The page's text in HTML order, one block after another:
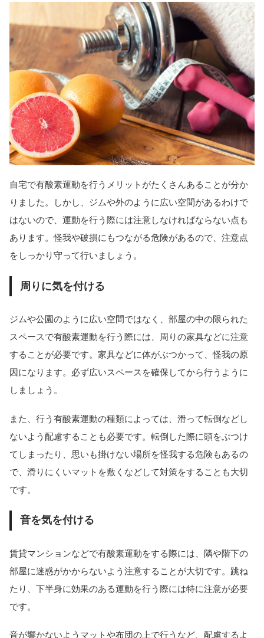
自宅で有酸素運動を行うメリットがたくさんあることが分か
りました。しかし、ジムや外のように広い空間があるわけで
はないので、運動を行う際には注意しなければならない点も
あります。怪我や破損にもつながる危険があるので、注意点
をしっかり守って行いましょう。
周りに気を付ける
ジムや公園のように広い空間ではなく、部屋の中の限られた
スペースで有酸素運動を行う際には、周りの家具などに注意
することが必要です。家具などに体がぶつかって、怪我の原
因になります。必ず広いスペースを確保してから行うように
しましょう。
また、行う有酸素運動の種類によっては、滑って転倒などし
ないよう配慮することも必要です。転倒した際に頭をぶつけ
てしまったり、思いも掛けない場所を怪我する危険もあるの
で、滑りにくいマットを敷くなどして対策をすることも大切
です。
音を気を付ける
賃貸マンションなどで有酸素運動をする際には、隣や階下の
部屋に迷惑がかからないよう注意することが大切です。跳ね
たり、下半身に効果のある運動を行う際には特に注意が必要
です。
音が響かないようマットや布団の上で行うなど、配慮するよ